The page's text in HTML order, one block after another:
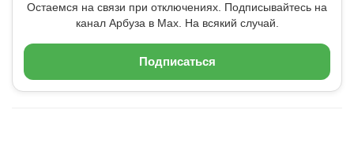
Остаемся на связи при отключениях. Подписывайтесь на
канал Арбуза в Max. На всякий случай.
Подписаться